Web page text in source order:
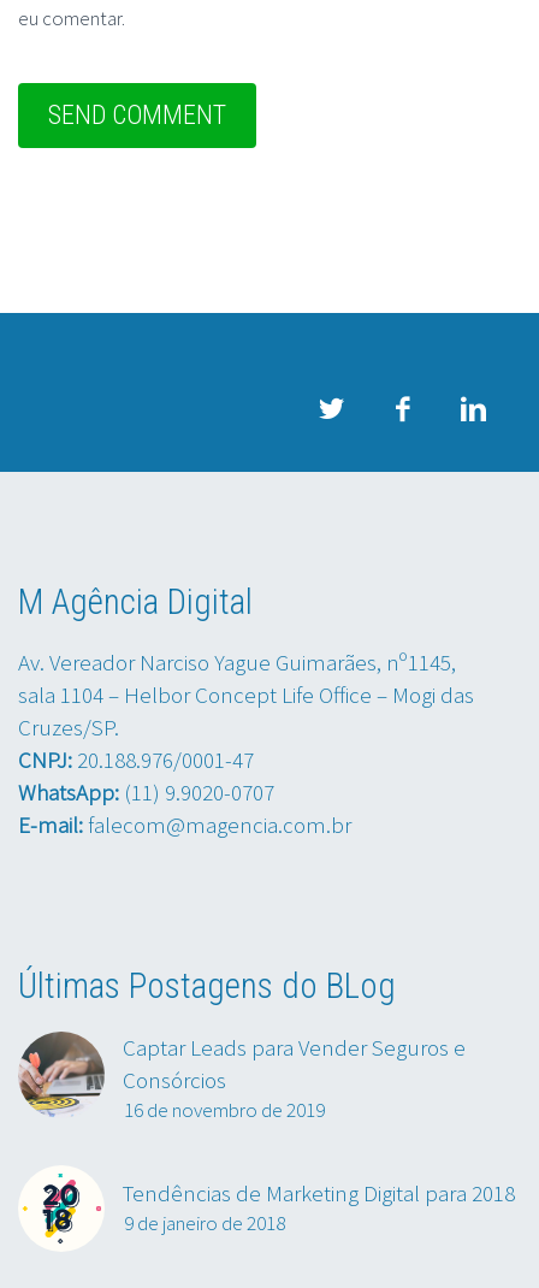
eu comentar.
M Agência Digital
Av. Vereador Narciso Yague Guimarães, nº1145,
sala 1104 – Helbor Concept Life Office – Mogi das
Cruzes/SP.
CNPJ: 20.188.976/0001-47
WhatsApp: (11) 9.9020-0707
E-mail:falecom@magencia.com.br
Últimas Postagens do BLog
Captar Leads para Vender Seguros e
Consórcios
16 de novembro de 2019
Tendências de Marketing Digital para 2018
9 de janeiro de 2018